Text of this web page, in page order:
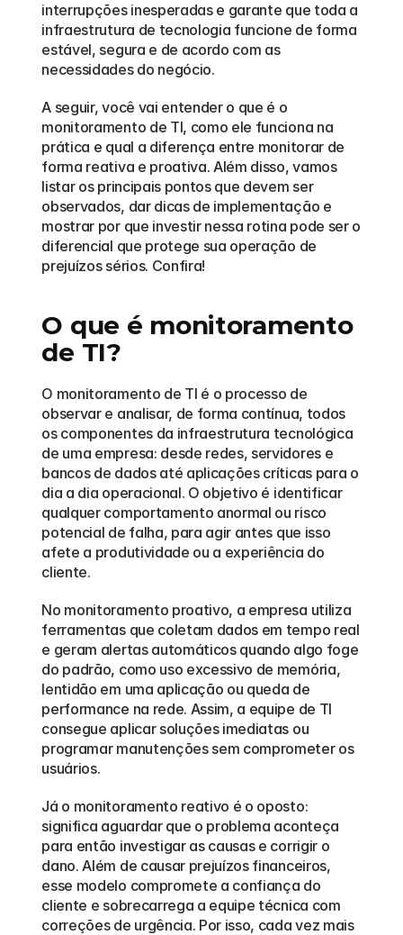
interrupções inesperadas e garante que toda a
infraestrutura de tecnologia funcione de forma
estável, segura e de acordo com as
necessidades do negócio.
A seguir, você vai entender o que é o
monitoramento de TI, como ele funciona na
prática e qual a diferença entre monitorar de
forma reativa e proativa. Além disso, vamos
listar os principais pontos que devem ser
observados, dar dicas de implementação e
mostrar por que investir nessa rotina pode ser o
diferencial que protege sua operação de
prejuízos sérios. Confira!
O que é monitoramento
de TI?
O monitoramento de TI é o processo de
observar e analisar, de forma contínua, todos
os componentes da infraestrutura tecnológica
de uma empresa: desde redes, servidores e
bancos de dados até aplicações críticas para o
dia a dia operacional. O objetivo é identificar
qualquer comportamento anormal ou risco
potencial de falha, para agir antes que isso
afete a produtividade ou a experiência do
cliente.
No monitoramento proativo, a empresa utiliza
ferramentas que coletam dados em tempo real
e geram alertas automáticos quando algo foge
do padrão, como uso excessivo de memória,
lentidão em uma aplicação ou queda de
performance na rede. Assim, a equipe de TI
consegue aplicar soluções imediatas ou
programar manutenções sem comprometer os
usuários.
Já o monitoramento reativo é o oposto:
significa aguardar que o problema aconteça
para então investigar as causas e corrigir o
dano. Além de causar prejuízos financeiros,
esse modelo compromete a confiança do
cliente e sobrecarrega a equipe técnica com
correções de urgência. Por isso, cada vez mais